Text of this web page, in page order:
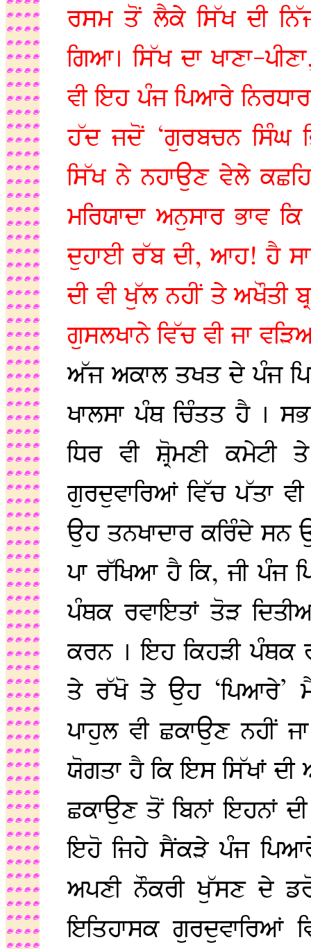
ਰਸਮ ਤੋਂ ਲੈਕੇ ਸਿੱਖ ਦੀ
ਗਿਆ। ਸਿੱਖ ਦਾ ਖਾਣਾ-
ਵੀ ਇਹ ਪੰਜ ਪਿਆਰੇ
ਹੱਦ ਜਦੋਂ ‘ਗੁਰਬਚਨ ਸਿੰਘ
ਸਿੱਖ ਨੇ ਨਹਾਉਣ ਵੇਲੇ
ਮਰਿਯਾਦਾ ਅਨੁਸਾਰ ਭਾਵ
ਦੁਹਾਈ ਰੱਬ ਦੀ, ਆਹ! ਹੈ
ਦੀ ਵੀ ਖੁੱਲ ਨਹੀਂ ਤੇ ਅਖੌਤੀ
ਗੁਸਲਖਾਨੇ ਵਿੱਚ ਵੀ ਜਾ
ਅੱਜ ਅਕਾਲ ਤਖਤ ਦੇ ਪੰਜ
ਖਾਲਸਾ ਪੰਥ ਚਿੰਤਤ ਹੈ ।
ਧਿਰ ਵੀ ਸ਼੍ਰੋਮਣੀ
ਗੁਰਦੁਵਾਰਿਆਂ ਵਿੱਚ ਪੱਤਾ
ਉਹ ਤਨਖਾਦਾਰ ਕਰਿੰਦੇ ਸਨ
ਪਾ ਰੱਖਿਆ ਹੈ ਕਿ, ਜੀ ਪੰਜ
ਪੰਥਕ ਰਵਾਇਤਾਂ ਤੋੜ
ਕਰਨ । ਇਹ ਕਿਹੜੀ ਪੰਥਕ
ਤੇ ਰੱਖੋ ਤੇ ਉਹ ‘ਪਿਆਰੇ’
ਪਾਹੁਲ ਵੀ ਛਕਾਉਣ ਨਹੀਂ
ਯੋਗਤਾ ਹੈ ਕਿ ਇਸ ਸਿੱਖਾਂ
ਛਕਾਉਣ ਤੋਂ ਬਿਨਾਂ ਇਹਨਾਂ
ਇਹੋ ਜਿਹੇ ਸੈਂਕੜੇ ਪੰਜ
ਅਪਣੀ ਨੌਕਰੀ ਖੁੱਸਣ ਦੇ
ਇਤਿਹਾਸਕ ਗੁਰਦੁਵਾਰਿਆਂ